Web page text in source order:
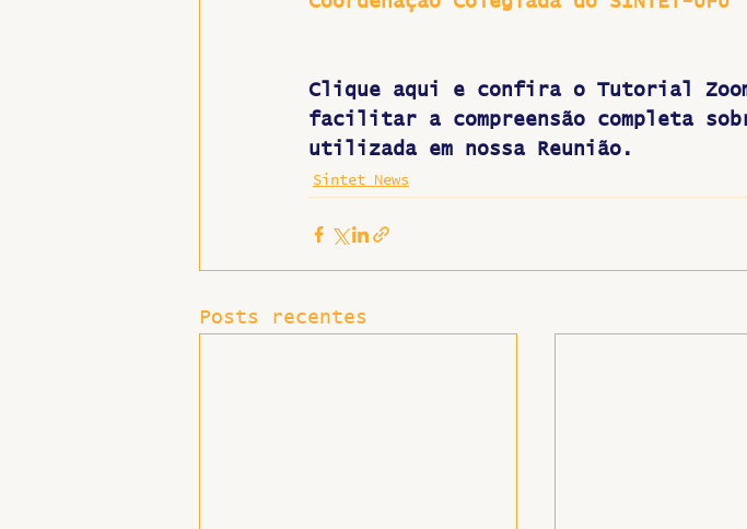
Clique aqui e confira o Tutorial
facilitar a compreensão completa
utilizada em nossa Reunião.
Sintet News
Posts recentes